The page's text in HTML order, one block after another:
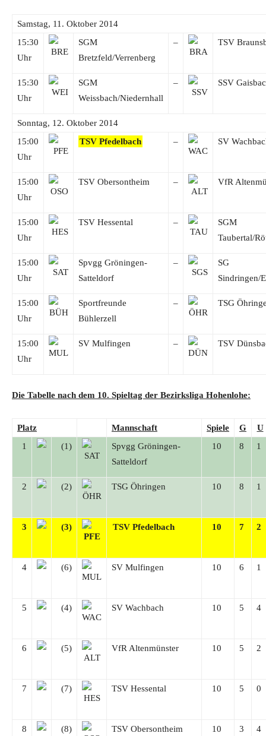
Samstag, 11. Oktober 2014
15:30
Uhr
SGM
Bretzfeld/Verrenberg
– TSV
15:30
Uhr
SGM
Weissbach/Niedernhall
– SSV
Sonntag, 12. Oktober 2014
15:00
Uhr
TSV Pfedelbach – SV
15:00
Uhr
TSV Obersontheim – VfR
15:00
Uhr
TSV Hessental –
SGM
Taubertal/
15:00
Uhr
Spvgg Gröningen-
Satteldorf
–
SG
Sindringen/
15:00
Uhr
Sportfreunde
Bühlerzell
– TSG
15:00
Uhr
SV Mulfingen – TSV
Die Tabelle nach dem 10. Spieltag der Bezirksliga Hohenlohe:
Platz Mannschaft Spiele G
U
1
(1)
Spvgg Gröningen-
Satteldorf
10 8 1
2 (2) TSG Öhringen 10 8 1
3 (3) TSV Pfedelbach 10 7 2
4 (6) SV Mulfingen 10 6 1
5 (4) SV Wachbach 10 5 4
6 (5) VfR Altenmünster 10 5 2
7 (7) TSV Hessental 10 5 0
8 (8) TSV Obersontheim 10 3 4